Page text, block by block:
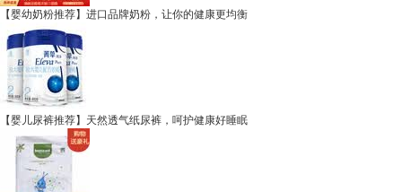
【婴幼奶粉推荐】进口品牌奶粉，让你的健康更均衡
【婴儿尿裤推荐】天然透气纸尿裤，呵护健康好睡眠